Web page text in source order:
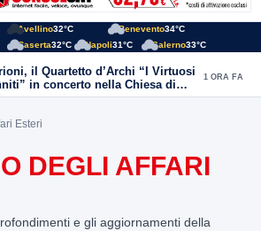
Avellino32°C Benevento34°C
Caserta32°C Napoli31°C Salerno33°C
il Quartetto d’Archi “I Virtuosi
in concerto nella Chiesa di
Michele Arcangelo
1 ORA FA
Esteri
DEGLI AFFARI
e gli aggiornamenti della